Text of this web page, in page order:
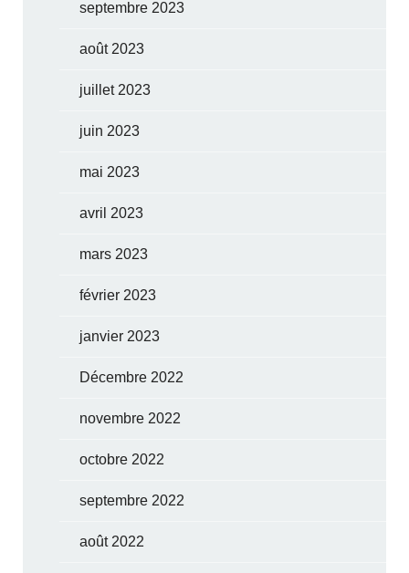
septembre 2023
août 2023
juillet 2023
juin 2023
mai 2023
avril 2023
mars 2023
février 2023
janvier 2023
Décembre 2022
novembre 2022
octobre 2022
septembre 2022
août 2022